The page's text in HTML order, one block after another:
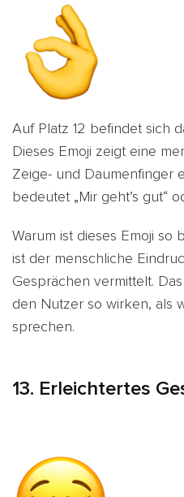
Auf Platz 12 befindet sich
Dieses Emoji zeigt eine
Zeige- und Daumenfinger
bedeutet „Mir geht’s gut“
Warum ist dieses Emoji
ist der menschliche
Gesprächen vermittelt. Das
den Nutzer so wirken, als
sprechen.
13. Erleichtertes